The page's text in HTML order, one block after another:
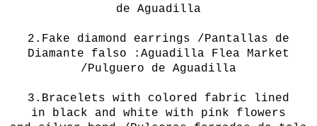
de Aguadilla
2. Fake diamond
earrings /Pantallas de
Diamante falso : Aguadilla
Flea Market
/Pulguero de Aguadilla
3. Bracelets with colored fabric
lined
in
black and white
with pink flowers